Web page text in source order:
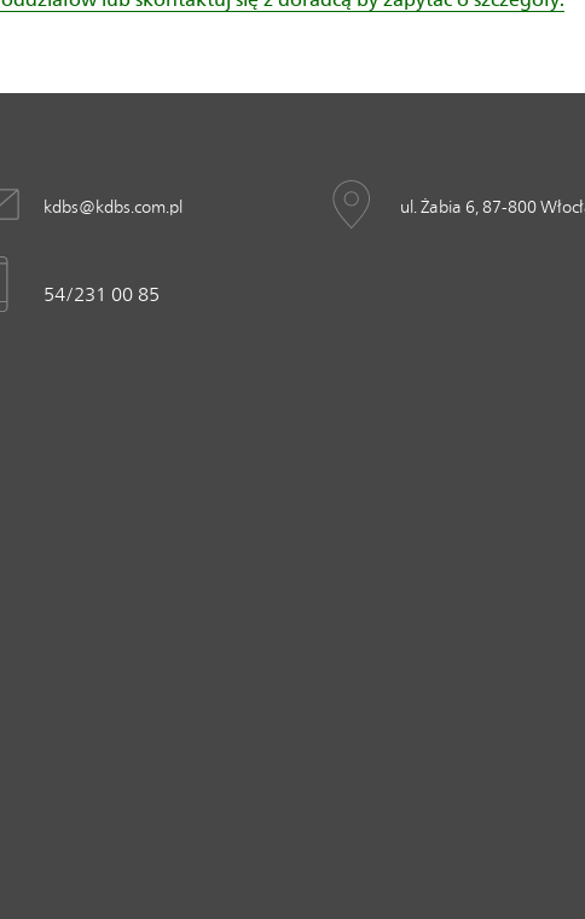
kdbs@kdbs.com.pl
54/231 00 85
ul. Żabia 6, 87-800